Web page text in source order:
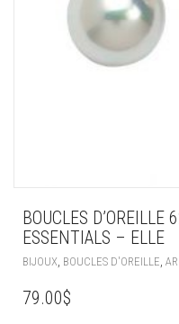
BOUCLES
ESSENTIALS – ELLE
BIJOUX, BOUCLES D'OREILLE,
79.00$